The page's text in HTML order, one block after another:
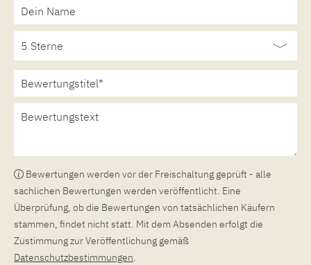
Bewertungen werden vor der Freischaltung geprüft - alle
sachlichen Bewertungen werden veröffentlicht. Eine
Überprüfung, ob die Bewertungen von tatsächlichen Käufern
stammen, findet nicht statt. Mit dem Absenden erfolgt die
Zustimmung zur Veröffentlichung gemäß
Datenschutzbestimmungen.